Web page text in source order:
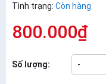
Tình trạng: Còn hàng
800.000₫
Số lượng: -